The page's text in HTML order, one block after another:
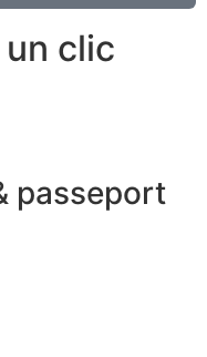
clic
passeport